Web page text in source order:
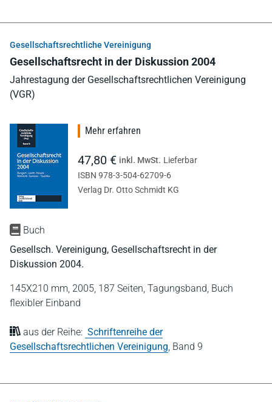
Gesellschaftsrechtliche Vereinigung
Gesellschaftsrecht in der Diskussion 2004
Jahrestagung der Gesellschaftsrechtlichen Vereinigung
(VGR)
Buch
Gesellsch. Vereinigung, Gesellschaftsrecht in der
Diskussion 2004.
145X210 mm, 2005, 187 Seiten, Tagungsband, Buch
flexibler Einband
aus der Reihe: Schriftenreihe der
Gesellschaftsrechtlichen Vereinigung Band 9
Mehr erfahren
47,80 € inkl. MwSt. Lieferbar
ISBN 978-3-504-62709-6
Verlag Dr. Otto Schmidt KG